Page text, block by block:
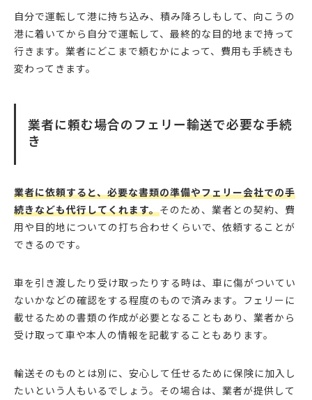
自分で運転して港に持ち込み、積み降ろしもして、向こうの
港に着いてから自分で運転して、最終的な目的地まで持って
行きます。業者にどこまで頼むかによって、費用も手続きも
変わってきます。
業者に頼む場合のフェリー輸送で必要な手続
き
業者に依頼すると、必要な書類の準備やフェリー会社での手
続きなども代行してくれます。そのため、業者との契約、費
用や目的地についての打ち合わせくらいで、依頼することが
できるのです。
車を引き渡したり受け取ったりする時は、車に傷がついてい
ないかなどの確認をする程度のもので済みます。フェリーに
載せるための書類の作成が必要となることもあり、業者から
受け取って車や本人の情報を記載することもあります。
輸送そのものとは別に、安心して任せるために保険に加入し
たいという人もいるでしょう。その場合は、業者が提供して